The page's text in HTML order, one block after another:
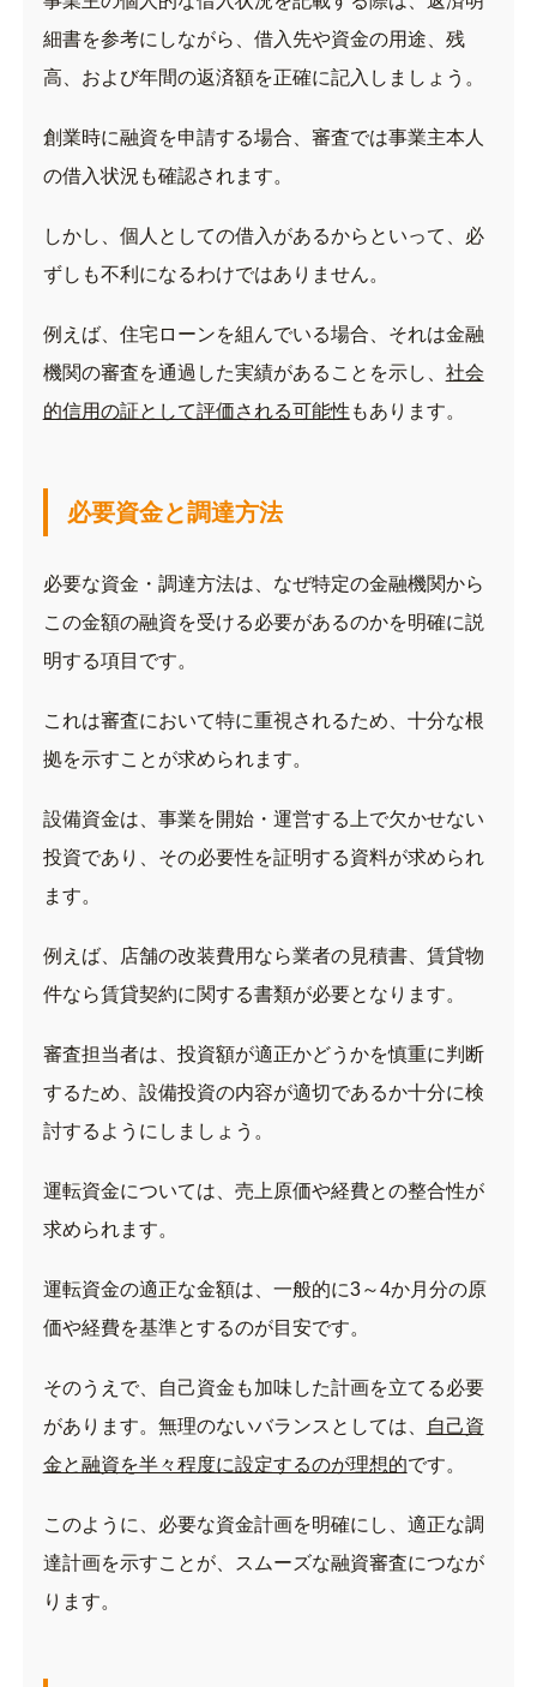
細書を参考にしながら、借入先や資金の用途、残
高、および年間の返済額を正確に記入しましょう。
創業時に融資を申請する場合、審査では事業主本人
の借入状況も確認されます。
しかし、個人としての借入があるからといって、必
ずしも不利になるわけではありません。
例えば、住宅ローンを組んでいる場合、それは金融
機関の審査を通過した実績があることを示し、 社会
的信用の証として評価される可能性 もあります。
必要資金と調達方法
必要な資金・調達方法は、なぜ特定の金融機関から
この金額の融資を受ける必要があるのかを明確に説
明する項目です。
これは審査において特に重視されるため、十分な根
拠を示すことが求められます。
設備資金は、事業を開始・運営する上で欠かせない
投資であり、その必要性を証明する資料が求められ
ます。
例えば、店舗の改装費用なら業者の見積書、賃貸物
件なら賃貸契約に関する書類が必要となります。
審査担当者は、投資額が適正かどうかを慎重に判断
するため、設備投資の内容が適切であるか十分に検
討するようにしましょう。
運転資金については、売上原価や経費との整合性が
求められます。
運転資金の適正な金額は、一般的に3～4か月分の原
価や経費を基準とするのが目安です。
そのうえで、自己資金も加味した計画を立てる必要
があります。無理のないバランスとしては、
自己資
金と融資を半々程度に設定するのが理想的です。
このように、必要な資金計画を明確にし、適正な調
達計画を示すことが、スムーズな融資審査につなが
ります。